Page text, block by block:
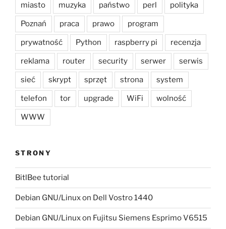
miasto muzyka państwo perl polityka
Poznań praca prawo program
prywatność Python raspberry pi recenzja
reklama router security serwer serwis
sieć skrypt sprzęt strona system
telefon tor upgrade WiFi wolność
WWW
STRONY
BitlBee tutorial
Debian GNU/Linux on Dell Vostro 1440
Debian GNU/Linux on Fujitsu Siemens Esprimo V6515